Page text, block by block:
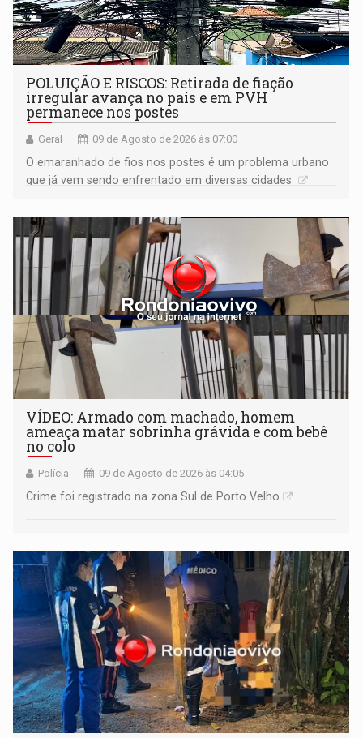
POLUIÇÃO E RISCOS: Retirada de fiação
irregular avança no país e em PVH
permanece nos postes
Geral 09 de Agosto de 2026 às 07:00
O emaranhado de fios nos postes é um problema urbano
que já vem sendo enfrentado em diversas cidades
VÍDEO: Armado com machado, homem
ameaça matar sobrinha grávida e com bebê
no colo
Polícia 09 de Agosto de 2026 às 04:05
Crime foi registrado na zona Sul de Porto Velho